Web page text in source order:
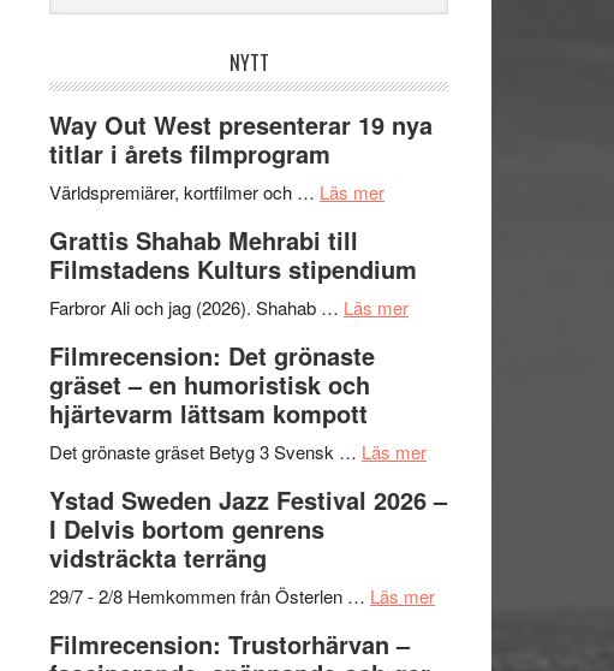
webbplatsen
NYTT
Way Out West presenterar 19 nya
titlar i årets filmprogram
Världspremiärer, kortfilmer och … Läs merom
West
presenterar
årets
Grattis Shahab Mehrabi till
Filmstadens Kulturs stipendium
Farbror Ali och jag (2026). Shahab … Läs merom
Filmstadens
stipendium
Filmrecension: Det grönaste
gräset – en humoristisk och
hjärtevarm lättsam kompott
Det grönaste gräset Betyg 3 Svensk … Läs merom
Det
–
Ystad Sweden Jazz Festival 2026 –
I Delvis bortom genrens
vidsträckta terräng
29/7 - 2/8 Hemkommen från Österlen … Läs merom
Filmrecension: Trustorhärvan –